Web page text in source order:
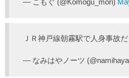
— こもぐ (@Komogu_mori)
ＪＲ神戸線朝霧駅で人身事故だ
— なみはやノーツ